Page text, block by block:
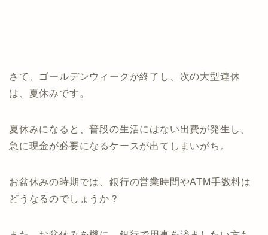
さて、ゴールデンウィークが終了し、次の大型連休
は、夏休みです。
夏休みになると、普段の生活にはない出費が発生し、
急に現金が必要になるケースが出てしまいがち。
お盆休みの時期では、銀行の営業時間やATM手数料は
どうなるのでしょうか？